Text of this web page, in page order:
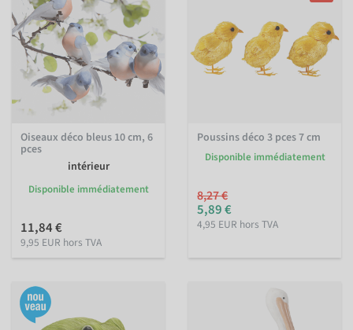
Oiseaux déco bleus 10 cm, 6
pces
intérieur
Disponible immédiatement
11,84 €
9,95 EUR hors TVA
Poussins déco 3 pces 7 cm
Disponible immédiatement
8,27 €
5,89 €
4,95 EUR hors TVA